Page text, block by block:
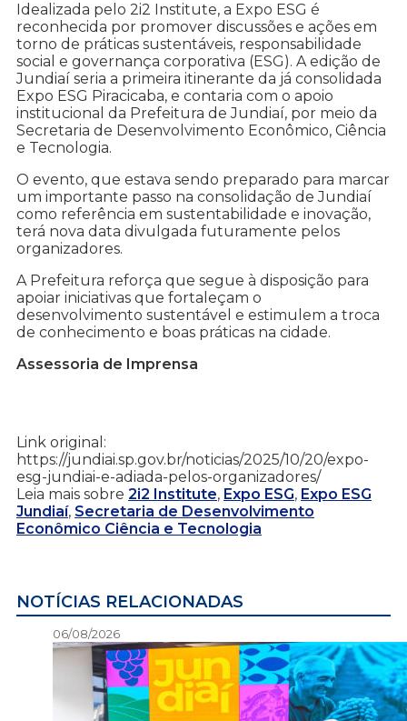
Idealizada pelo 2i2 Institute, a Expo ESG é
reconhecida por promover discussões e ações em
torno de práticas sustentáveis, responsabilidade
social e governança corporativa (ESG). A edição de
Jundiaí seria a primeira itinerante da já consolidada
Expo ESG Piracicaba, e contaria com o apoio
institucional da Prefeitura de Jundiaí, por meio da
Secretaria de Desenvolvimento Econômico, Ciência
e Tecnologia.
O evento, que estava sendo preparado para marcar
um importante passo na consolidação de Jundiaí
como referência em sustentabilidade e inovação,
terá nova data divulgada futuramente pelos
organizadores.
A Prefeitura reforça que segue à disposição para
apoiar iniciativas que fortaleçam o
desenvolvimento sustentável e estimulem a troca
de conhecimento e boas práticas na cidade.
Assessoria de Imprensa
Link original:
https://jundiai.sp.gov.br/noticias/2025/10/20/expo-
esg-jundiai-e-adiada-pelos-organizadores/
Leia mais sobre 2i2 Institute, Expo ESG, Expo ESG
Jundiaí, Secretaria de Desenvolvimento
Econômico Ciência e Tecnologia
NOTÍCIAS RELACIONADAS
06/08/2026